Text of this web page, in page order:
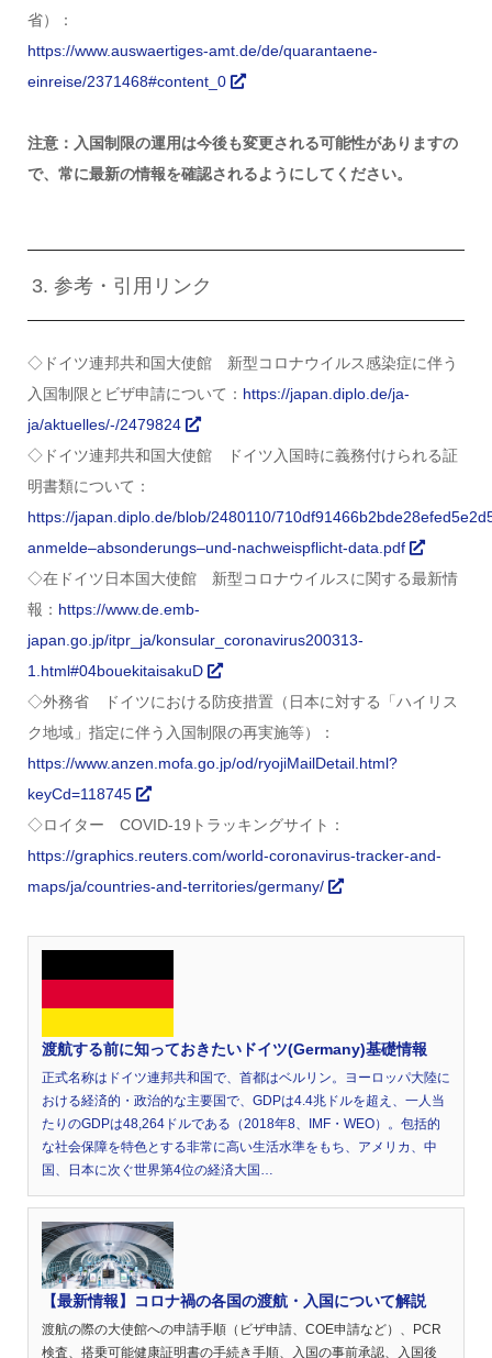
省）：
https://www.auswaertiges-amt.de/de/quarantaene-
einreise/2371468#content_0
注意：入国制限の運用は今後も変更される可能性がありますの
で、常に最新の情報を確認されるようにしてください。
3. 参考・引用リンク
◇ドイツ連邦共和国大使館 新型コロナウイルス感染症に伴う
入国制限とビザ申請について： https://japan.diplo.de/ja-
ja/aktuelles/-/2479824
◇ドイツ連邦共和国大使館 ドイツ入国時に義務付けられる証
明書類について：
https://japan.diplo.de/blob/2480110/
anmelde–absonderungs–und-nachweispflicht-data.pdf
◇在ドイツ日本国大使館 新型コロナウイルスに関する最新情
報： https://www.de.emb-
japan.go.jp/itpr_ja/konsular_coronavirus200313-
1.html#04bouekitaisakuD
◇外務省 ドイツにおける防疫措置（日本に対する「ハイリス
ク地域」指定に伴う入国制限の再実施等）：
https://www.anzen.mofa.go.jp/od/ryojiMailDetail.html?
keyCd=118745
◇ロイター COVID-19トラッキングサイト：
https://graphics.reuters.com/world-coronavirus-tracker-and-
maps/ja/countries-and-territories/germany/
渡航する前に知っておきたいドイツ(Germany)基礎情報
正式名称はドイツ連邦共和国で、首都はベルリン。ヨーロッパ大陸に
おける経済的・政治的な主要国で、GDPは4.4兆ドルを超え、一人当
たりのGDPは48,264ドルである（2018年8、IMF・WEO）。包括的
な社会保障を特色とする非常に高い生活水準をもち、アメリカ、中
国、日本に次ぐ世界第4位の経済大国…
【最新情報】コロナ禍の各国の渡航・入国について解説
渡航の際の大使館への申請手順（ビザ申請、COE申請など）、PCR
検査、搭乗可能健康証明書の手続き手順、入国の事前承認、入国後